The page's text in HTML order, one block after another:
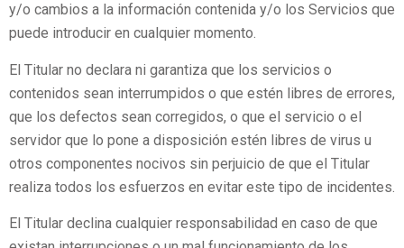
y/o cambios a la información contenida y/o los Servicios que
puede introducir en cualquier momento.
El Titular no declara ni garantiza que los servicios o
contenidos sean interrumpidos o que estén libres de errores,
que los defectos sean corregidos, o que el servicio o el
servidor que lo pone a disposición estén libres de virus u
otros componentes nocivos sin perjuicio de que el Titular
realiza todos los esfuerzos en evitar este tipo de incidentes.
El Titular declina cualquier responsabilidad en caso de que